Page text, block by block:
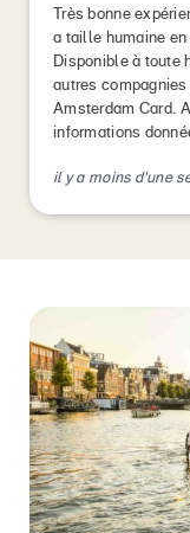
Très bonne
a taille humaine
Disponible à toute
autres
Amsterdam Card.
informations
il y a moins d'une